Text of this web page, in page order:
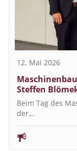
12. Mai 2026
Steffen
Beim Tag des
der…